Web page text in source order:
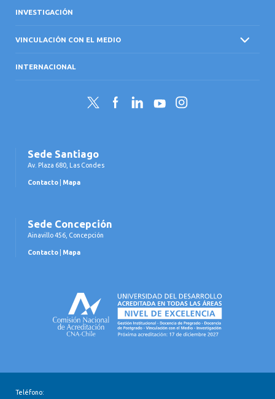
INVESTIGACIÓN
VINCULACIÓN CON EL MEDIO
INTERNACIONAL
Twitter FacebookLinkedInYouTubeInstagram
Sede Santiago
Av. Plaza 680, Las Condes
Contacto Mapa
Sede Concepción
Ainavillo 456, Concepción
Contacto Mapa
Teléfono: